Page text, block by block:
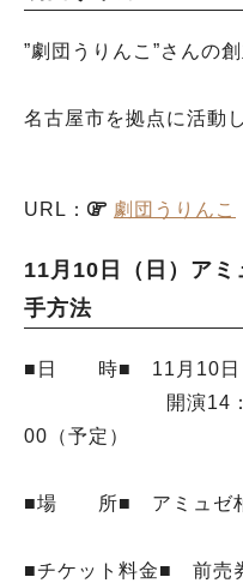
”劇団うりんこ”さんの
名古屋市を拠点に活動
URL： 劇団うりんこ
11月10日（日）ア
手方法
■日 時■ 11月10日
開演14：00、
00（予定）
■場 所■ アミュゼ
■チケット料金■ 前売